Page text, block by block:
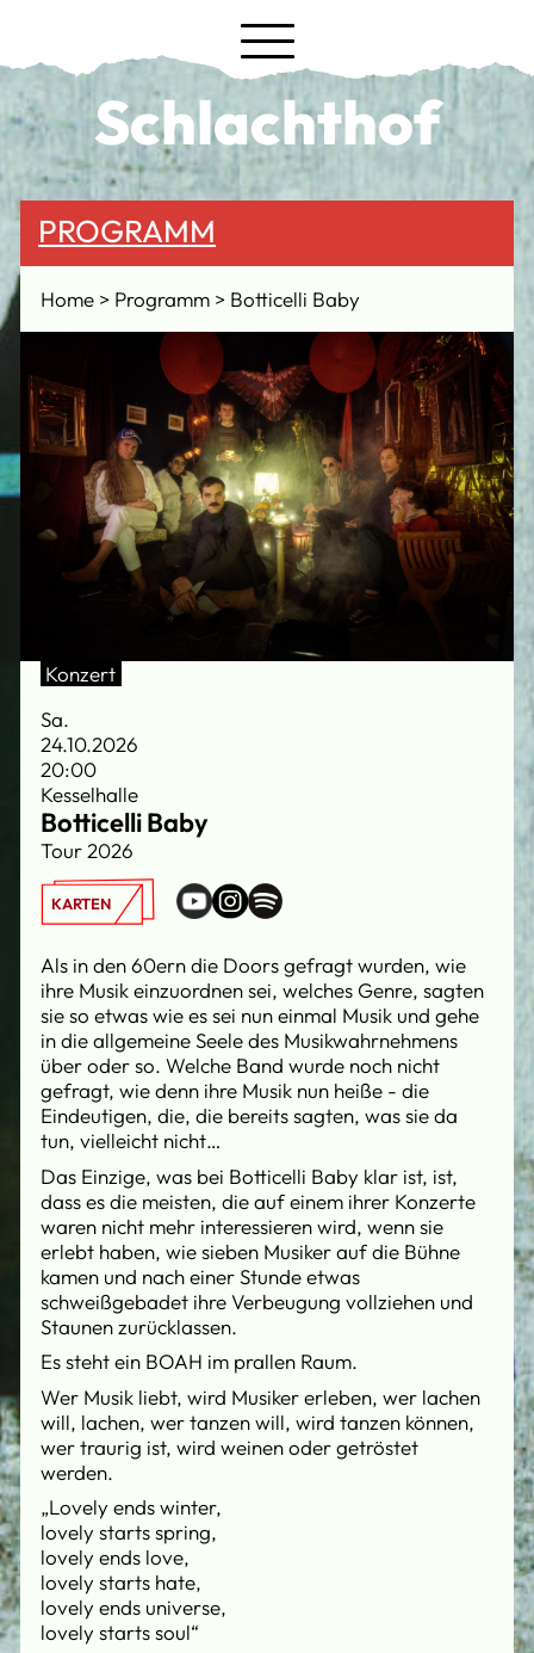
Schlachthof
PROGRAMM
Home Programm Botticelli Baby
Konzert
Sa.
24.10.2026
20:00
Kesselhalle
Botticelli Baby
Tour 2026
KARTEN
Als in den 60ern die Doors gefragt wurden, wie
ihre Musik einzuordnen sei, welches Genre, sagten
sie so etwas wie es sei nun einmal Musik und gehe
in die allgemeine Seele des Musikwahrnehmens
über oder so. Welche Band wurde noch nicht
gefragt, wie denn ihre Musik nun heiße - die
Eindeutigen, die, die bereits sagten, was sie da
tun, vielleicht nicht…
Das Einzige, was bei Botticelli Baby klar ist, ist,
dass es die meisten, die auf einem ihrer Konzerte
waren nicht mehr interessieren wird, wenn sie
erlebt haben, wie sieben Musiker auf die Bühne
kamen und nach einer Stunde etwas
schweißgebadet ihre Verbeugung vollziehen und
Staunen zurücklassen.
Es steht ein BOAH im prallen Raum.
Wer Musik liebt, wird Musiker erleben, wer lachen
will, lachen, wer tanzen will, wird tanzen können,
wer traurig ist, wird weinen oder getröstet
werden.
„Lovely ends winter,
lovely starts spring,
lovely ends love,
lovely starts hate,
lovely ends universe,
lovely starts soul“